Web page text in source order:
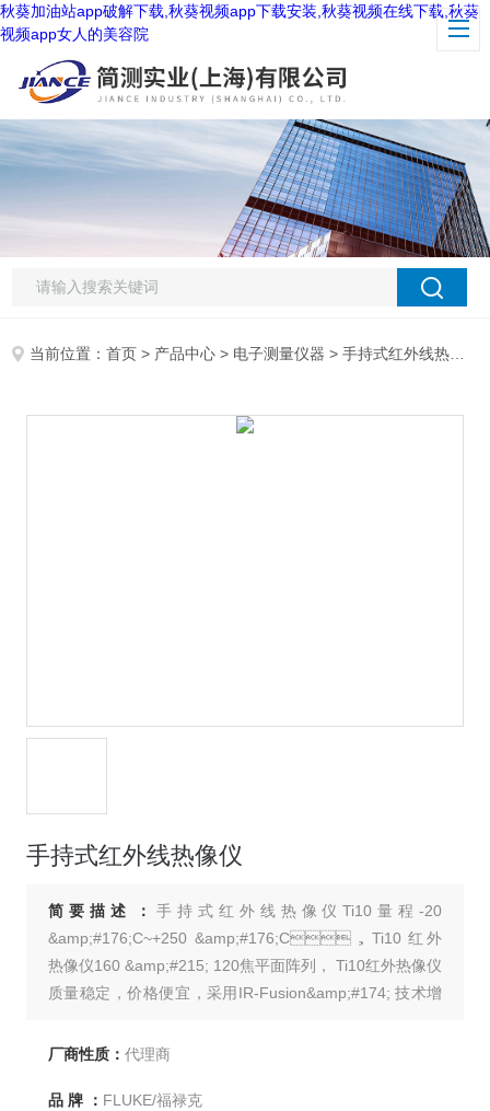
秋葵加油站app破解下载,秋葵视频app下载安装,秋葵视频在线下载,秋葵
视频app女人的美容院
当前位置：首页 > 产品中心 > 电子测量仪器 >手持式红外线热像仪
手持式红外线热像仪
简要描述：手持式红外线热像仪Ti10量程-20
&amp;#176;C~+250 &amp;#176;C，Ti10 红外
热像仪160 &amp;#215; 120焦平面阵列， Ti10红外热像仪
质量稳定，价格便宜，采用IR-Fusion&amp;#174; 技术增
下进行滚动，即可更好地识别故障部位。观察模式包括全
厂商性质： 代理商
品 牌 ： FLUKE/福禄克